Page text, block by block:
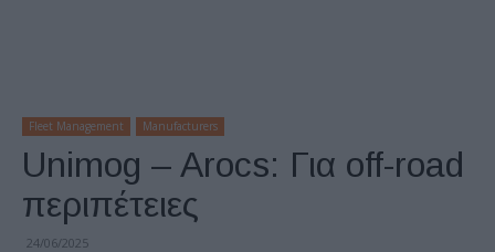
Fleet Management Manufacturers
Unimog – Arocs: Για off-road
περιπέτειες
24/06/2025